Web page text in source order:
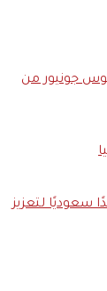
جونيور من
ومرشدًا سعوديًا لتعزيز